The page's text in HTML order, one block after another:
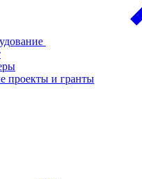
проекты и гранты